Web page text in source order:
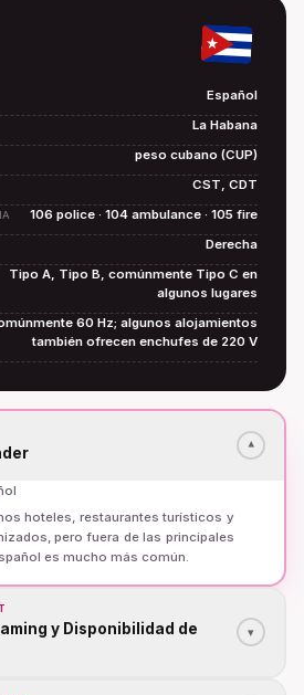
Español
La Habana
peso cubano (CUP)
CST, CDT
106 police · 104 ambulance · 105 fire
Derecha
Tipo A, Tipo B, comúnmente Tipo C en
algunos lugares
60 Hz; algunos alojamientos
también ofrecen enchufes de 220 V
▾
hoteles, restaurantes turísticos y
pero fuera de las principales
es mucho más común.
y Disponibilidad de
▾